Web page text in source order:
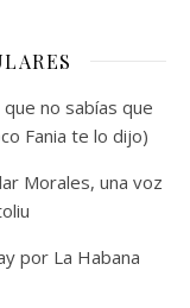
no sabías que
Fania te lo dijo)
Morales, una voz
por La Habana